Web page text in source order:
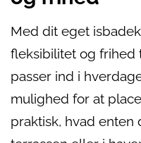
Med dit eget
fleksibilitet og frihed
passer ind i
mulighed for at
praktisk, hvad